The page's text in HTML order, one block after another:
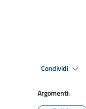
Condividi
Argomenti: